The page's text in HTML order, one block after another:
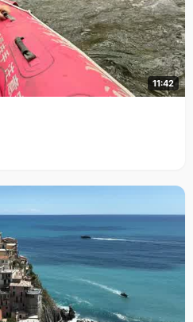
11:42